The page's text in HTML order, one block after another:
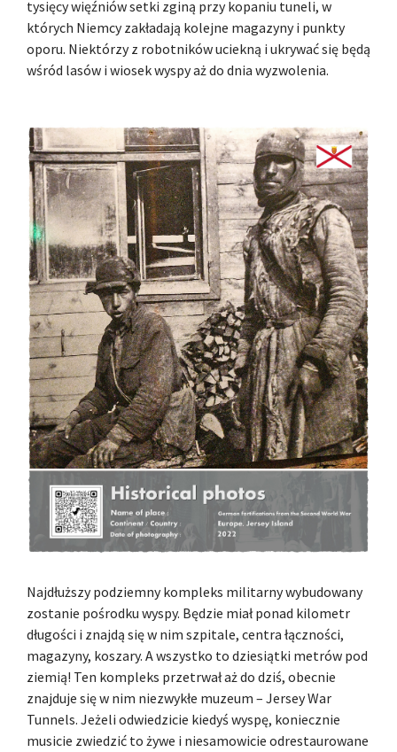
tysięcy więźniów setki zginą przy kopaniu tuneli, w
których Niemcy zakładają kolejne magazyny i punkty
oporu. Niektórzy z robotników uciekną i ukrywać się będą
wśród lasów i wiosek wyspy aż do dnia wyzwolenia.
Najdłuższy podziemny kompleks militarny wybudowany
zostanie pośrodku wyspy. Będzie miał ponad kilometr
długości i znajdą się w nim szpitale, centra łączności,
magazyny, koszary. A wszystko to dziesiątki metrów pod
ziemią! Ten kompleks przetrwał aż do dziś, obecnie
znajduje się w nim niezwykłe muzeum – Jersey War
Tunnels. Jeżeli odwiedzicie kiedyś wyspę, koniecznie
musicie zwiedzić to żywe i niesamowicie odrestaurowane